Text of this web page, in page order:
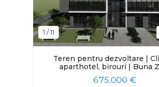
1 /11
Teren pentru dezvoltare |
aparthotel, birouri | Buna
675,000 €